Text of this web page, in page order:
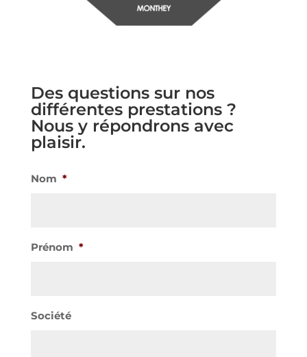
Des questions sur nos
différentes prestations ?
Nous y répondrons avec
plaisir.
Nom *
Prénom *
Société